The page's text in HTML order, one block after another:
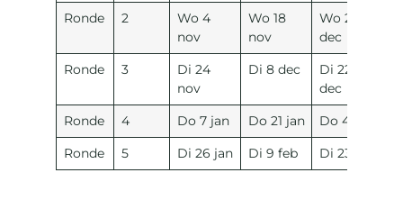
Ronde
2
Wo 4
nov
Wo 18
nov
Wo 2
dec
Ronde
3
Di 24
nov
Di 8 dec
Di 22
dec
Ronde
4 Do 7 jan Do 21 jan
Do 4 feb
Ronde
5 Di 26 jan Di 9 feb Di 23 feb